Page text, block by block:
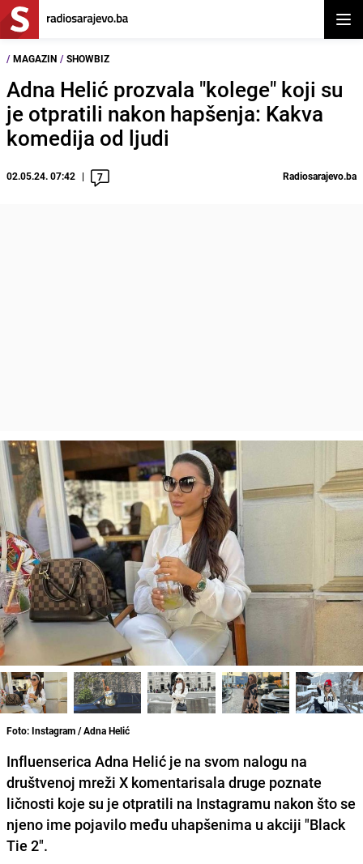
/ MAGAZIN / SHOWBIZ
Adna Helić prozvala "kolege" koji su
je otpratili nakon hapšenja: Kakva
komedija od ljudi
02.05.24. 07:42 7 Radiosarajevo.ba
Foto: Instagram / Adna Helić
Influenserica Adna Helić je na svom nalogu na
društvenoj mreži X komentarisala druge poznate
ličnosti koje su je otpratili na Instagramu nakon što se
njeno ime pojavilo među uhapšenima u akciji "Black
Tie 2".